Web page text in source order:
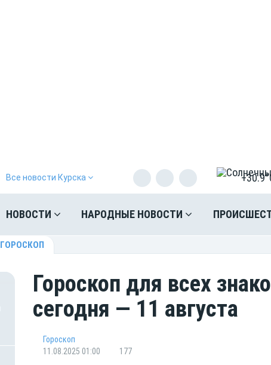
Все новости Курска
НОВОСТИ НАРОДНЫЕ НОВОСТИ
ГОРОСКОП
Гороскоп для всех
сегодня — 11 августа
Гороскоп
11.08.2025 01:00
177